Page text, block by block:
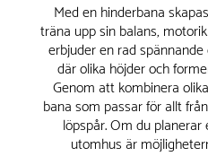
Med en hinderbana
träna upp sin balans,
erbjuder en rad
där olika höjder och
Genom att kombinera
bana som passar för allt
löpspår. Om du
utomhus är